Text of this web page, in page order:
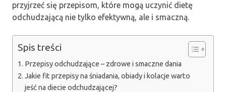
przyjrzeć się przepisom, które mogą uczynić dietę
odchudzającą nie tylko efektywną, ale i smaczną.
Spis treści
Przepisy odchudzające – zdrowe i smaczne dania
Jakie fit przepisy na śniadania, obiady i kolacje warto
jeść na diecie odchudzającej?